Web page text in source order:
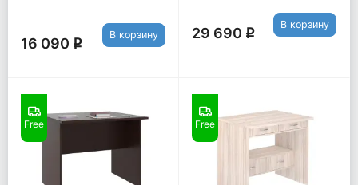
16 090 q
В корзину 29 690 q
В корзину
Free Free